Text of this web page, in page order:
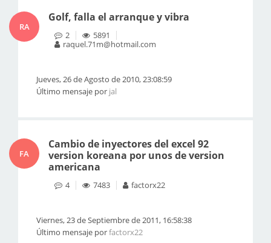
RA
Golf, falla el arranque y vibra
2
5891
raquel.71m@hotmail.com
Jueves, 26 de Agosto de 2010, 23:08:59
Último mensaje por jal
FA
Cambio de inyectores del excel 92
version koreana por unos de version
americana
4 7483 factorx22
Viernes, 23 de Septiembre de 2011, 16:58:38
Último mensaje porfactorx22